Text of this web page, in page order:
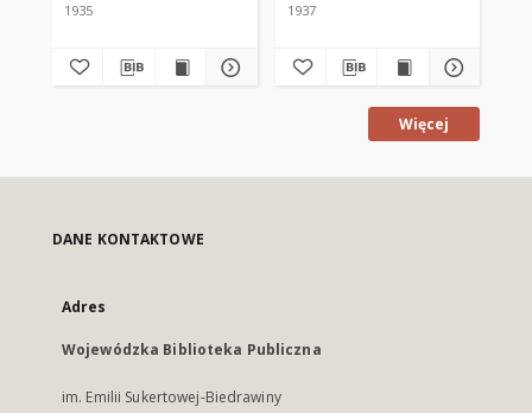
1935 1937
Więcej
DANE KONTAKTOWE
Adres
Wojewódzka Biblioteka Publiczna
im. Emilii Sukertowej-Biedrawiny